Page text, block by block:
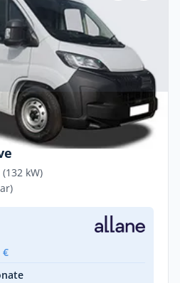
2.2 D 132kW L3H2
(132 kW)
€